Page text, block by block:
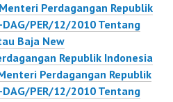
Perdagangan Republik
PER/12/2010 Tentang
Baja New
Republik Indonesia
Perdagangan Republik
PER/12/2010 Tentang